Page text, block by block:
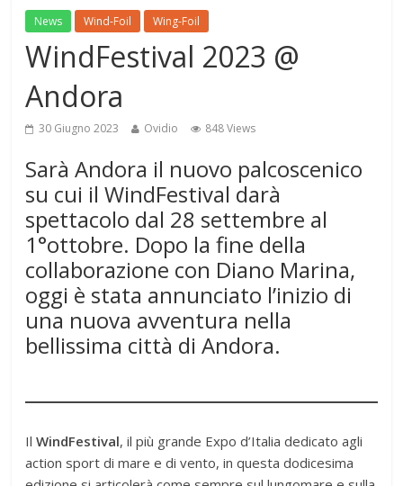
News Wind-Foil Wing-Foil
WindFestival 2023 @
Andora
30 Giugno 2023 Ovidio 848 Views
Sarà Andora il nuovo palcoscenico
su cui il WindFestival darà
spettacolo dal 28 settembre al
1°ottobre. Dopo la fine della
collaborazione con Diano Marina,
oggi è stata annunciato l’inizio di
una nuova avventura nella
bellissima città di Andora.
IlWindFestival, il più grande Expo d’Italia dedicato agli
action sport di mare e di vento, in questa dodicesima